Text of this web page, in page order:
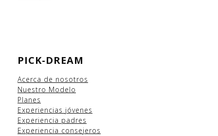
PICK-DREAM
Acerca de nosotros
Nuestro Modelo
Planes
Experiencias jóvenes
Experiencia padres
Experiencia consejeros